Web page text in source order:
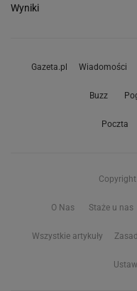
Wyniki
Gazeta.pl Wiadomości
Buzz
Poczta
O Nas Staże u nas
Wszystkie artykuły